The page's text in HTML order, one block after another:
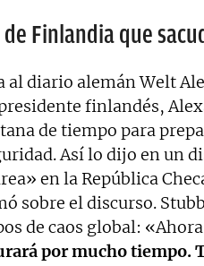
de Finlandia que
al diario alemán Welt
finlandés,
de tiempo para
Así lo dijo en un
en la República
sobre el discurso.
de caos global:
por mucho tiempo.